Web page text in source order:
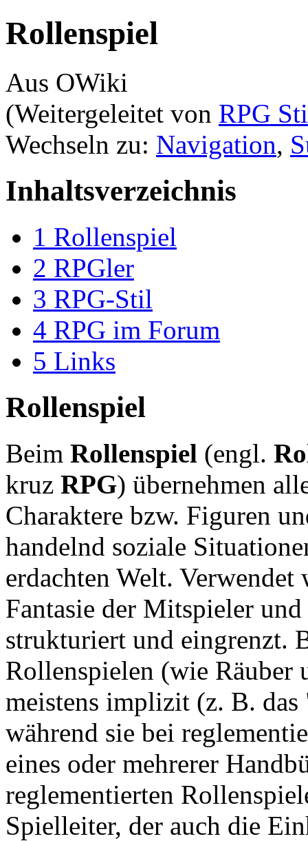
Rollenspiel
Aus OWiki
(Weitergeleitet von RPG
Wechseln zu: Navigation,
Inhaltsverzeichnis
1 Rollenspiel
2 RPGler
3 RPG-Stil
4 RPG im Forum
5 Links
Rollenspiel
Beim Rollenspiel (engl.
kruz RPG) übernehmen
Charaktere bzw. Figuren
handelnd soziale
erdachten Welt. Verwendet
Fantasie der Mitspieler
strukturiert und eingrenzt.
Rollenspielen (wie Räuber
meistens implizit (z. B. das
während sie bei
eines oder mehrerer
reglementierten
Spielleiter, der auch die